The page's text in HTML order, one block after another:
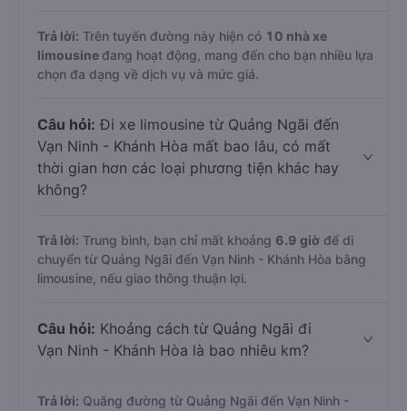
Trả lời: Trên tuyến đường này hiện có 10 nhà xe
limousine đang hoạt động, mang đến cho bạn nhiều lựa
chọn đa dạng về dịch vụ và mức giá.
Câu hỏi: Đi xe limousine từ Quảng Ngãi đến
Vạn Ninh - Khánh Hòa mất bao lâu, có mất
thời gian hơn các loại phương tiện khác hay
không?
Trả lời: Trung bình, bạn chỉ mất khoảng 6.9 giờ để di
chuyển từ Quảng Ngãi đến Vạn Ninh - Khánh Hòa bằng
limousine, nếu giao thông thuận lợi.
Câu hỏi: Khoảng cách từ Quảng Ngãi đi
Vạn Ninh - Khánh Hòa là bao nhiêu km?
Trả lời: Quãng đường từ Quảng Ngãi đến Vạn Ninh -